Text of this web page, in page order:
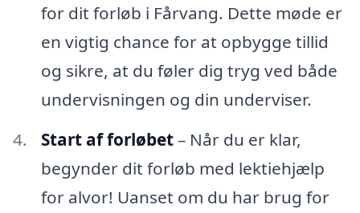
for dit forløb i Fårvang. Dette møde er
en vigtig chance for at opbygge tillid
og sikre, at du føler dig tryg ved både
undervisningen og din underviser.
Start af forløbet– Når du er klar,
begynder dit forløb med lektiehjælp
for alvor! Uanset om du har brug for